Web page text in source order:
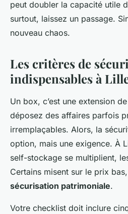
peut doubler la capacité utile
surtout, laissez un passage.
nouveau chaos.
Les critères de
indispensables à
Un box, c’est une extension
déposez des affaires parfois
irremplaçables. Alors, la
option, mais une exigence. À
self-stockage se multiplient,
Certains misent sur le prix bas,
sécurisation patrimoniale.
Votre checklist doit inclure